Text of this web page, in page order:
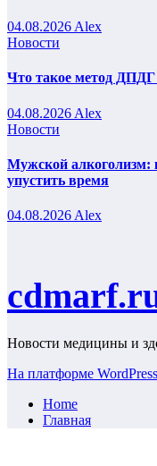
04.08.2026 Alex
Новости
Что такое метод ДПДГ
04.08.2026 Alex
Новости
Мужской алкоголизм:
упустить время
04.08.2026 Alex
Новости медицины и
На платформе WordPress
Home
Главная